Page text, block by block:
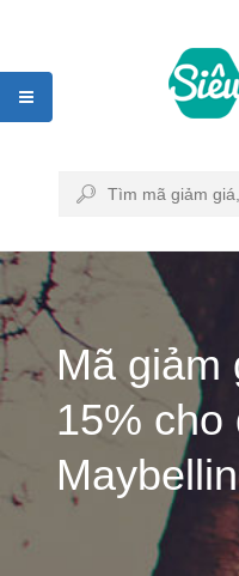
Mã giảm
15%